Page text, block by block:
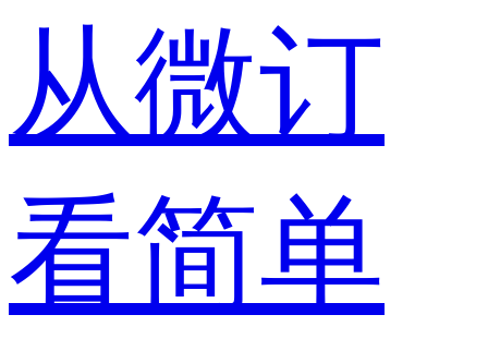
从微订
看简单